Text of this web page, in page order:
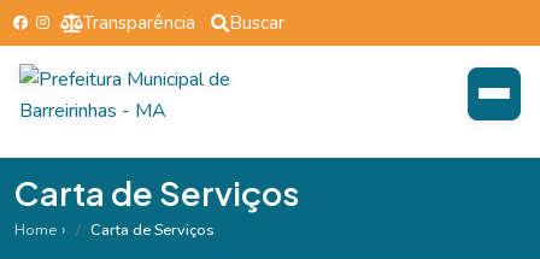
Transparência Buscar
Carta de Serviços
Home Carta de Serviços